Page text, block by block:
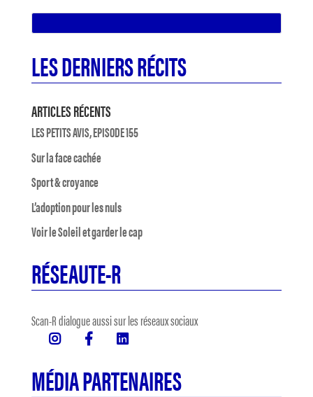
LES DERNIERS RÉCITS
ARTICLES RÉCENTS
LES PETITS AVIS, EPISODE 155
Sur la face cachée
Sport & croyance
L’adoption pour les nuls
Voir le Soleil et garder le cap
RÉSEAUTE-R
Scan-R dialogue aussi sur les réseaux sociaux
MÉDIA PARTENAIRES